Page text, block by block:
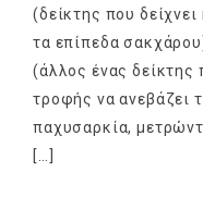
(δείκτης που
τα επίπεδα
(άλλος ένας δείκτης
τροφής να ανεβάζει
παχυσαρκία,
[…]